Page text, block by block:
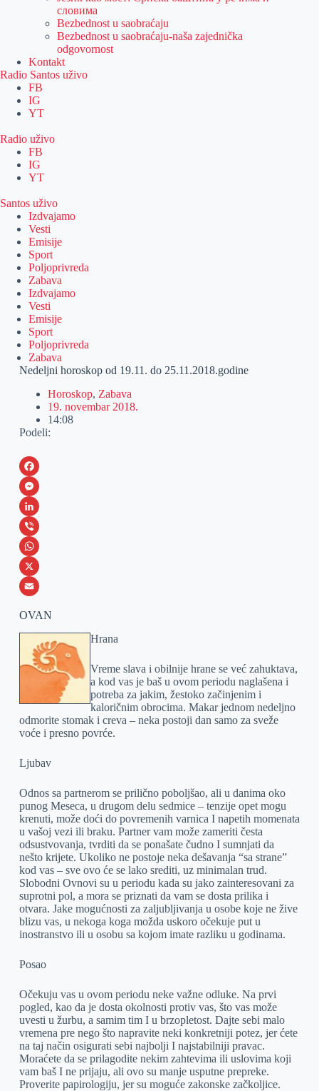
словима
Bezbednost u saobraćaju
Bezbednost u saobraćaju-naša zajednička
odgovornost
Kontakt
Radio Santos uživo
FB
IG
YT
Radio uživo
FB
IG
YT
Santos uživo
Izdvajamo
Vesti
Emisije
Sport
Poljoprivreda
Zabava
Izdvajamo
Vesti
Emisije
Sport
Poljoprivreda
Zabava
Nedeljni horoskop od 19.11. do 25.11.2018.godine
Horoskop, Zabava
19. novembar 2018.
14:08
Podeli:
F
a
c
e
b
o
M
e
s
s
e
r
L
i
n
k
n
V
i
b
W
h
A
p
X
i
OVAN
Hrana
Vreme slava i obilnije hrane se već zahuktava,
a kod vas je baš u ovom periodu naglašena i
potreba za jakim, žestoko začinjenim i
kaloričnim obrocima. Makar jednom nedeljno
odmorite stomak i creva – neka postoji dan samo za sveže
voće i presno povrće.
Ljubav
Odnos sa partnerom se prilično poboljšao, ali u danima oko
punog Meseca, u drugom delu sedmice – tenzije opet mogu
krenuti, može doći do povremenih varnica I napetih momenata
u vašoj vezi ili braku. Partner vam može zameriti česta
odsustvovanja, tvrditi da se ponašate čudno I sumnjati da
nešto krijete. Ukoliko ne postoje neka dešavanja “sa strane”
kod vas – sve ovo će se lako srediti, uz minimalan trud.
Slobodni Ovnovi su u periodu kada su jako zainteresovani za
suprotni pol, a mora se priznati da vam se dosta prilika i
otvara. Jake mogućnosti za zaljubljivanja u osobe koje ne žive
blizu vas, u nekoga koga možda uskoro očekuje put u
inostranstvo ili u osobu sa kojom imate razliku u godinama.
Posao
Očekuju vas u ovom periodu neke važne odluke. Na prvi
pogled, kao da je dosta okolnosti protiv vas, što vas može
uvesti u žurbu, a samim tim I u brzopletost. Dajte sebi malo
vremena pre nego što napravite neki konkretniji potez, jer ćete
na taj način osigurati sebi najbolji I najstabilniji pravac.
Moraćete da se prilagodite nekim zahtevima ili uslovima koji
vam baš I ne prijaju, ali ovo su manje usputne prepreke.
Proverite papirologiju, jer su moguće zakonske začkoljice.